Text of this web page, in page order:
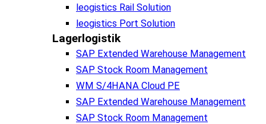
leogistics Rail Solution
leogistics Port Solution
Lagerlogistik
SAP Extended Warehouse Management
SAP Stock Room Management
WM S/4HANA Cloud PE
SAP Extended Warehouse Management
SAP Stock Room Management